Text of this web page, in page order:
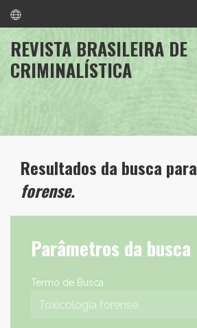
REVISTA BRASILEIRA DE
CRIMINALÍSTICA
Resultados da busca para
forense.
Parâmetros da busca
Termo de Busca